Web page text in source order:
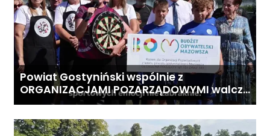
Powiat Gostyniński wspólnie z
ORGANIZACJAMI POZARZĄDOWYMI walczą
o środki z Budżetu Obywatelskiego
terenu!